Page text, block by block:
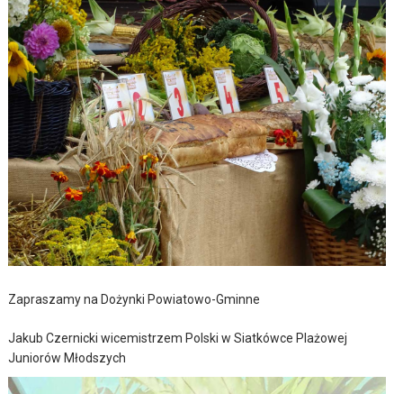
Zapraszamy na Dożynki Powiatowo-Gminne
Jakub Czernicki wicemistrzem Polski w Siatkówce Plażowej
Juniorów Młodszych